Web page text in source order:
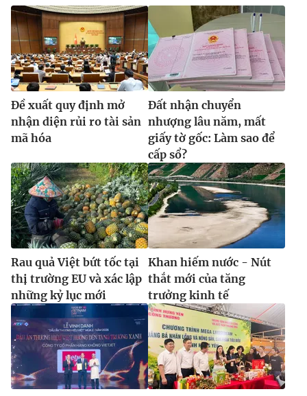
Ðề xuất quy định mở
nhận diện rủi ro tài sản
mã hóa
Đất nhận chuyển
nhượng lâu năm, mất
giấy tờ gốc: Làm sao để
cấp sổ?
Rau quả Việt bứt tốc tại
thị trường EU và xác lập
những kỷ lục mới
Khan hiếm nước - Nút
thắt mới của tăng
trưởng kinh tế